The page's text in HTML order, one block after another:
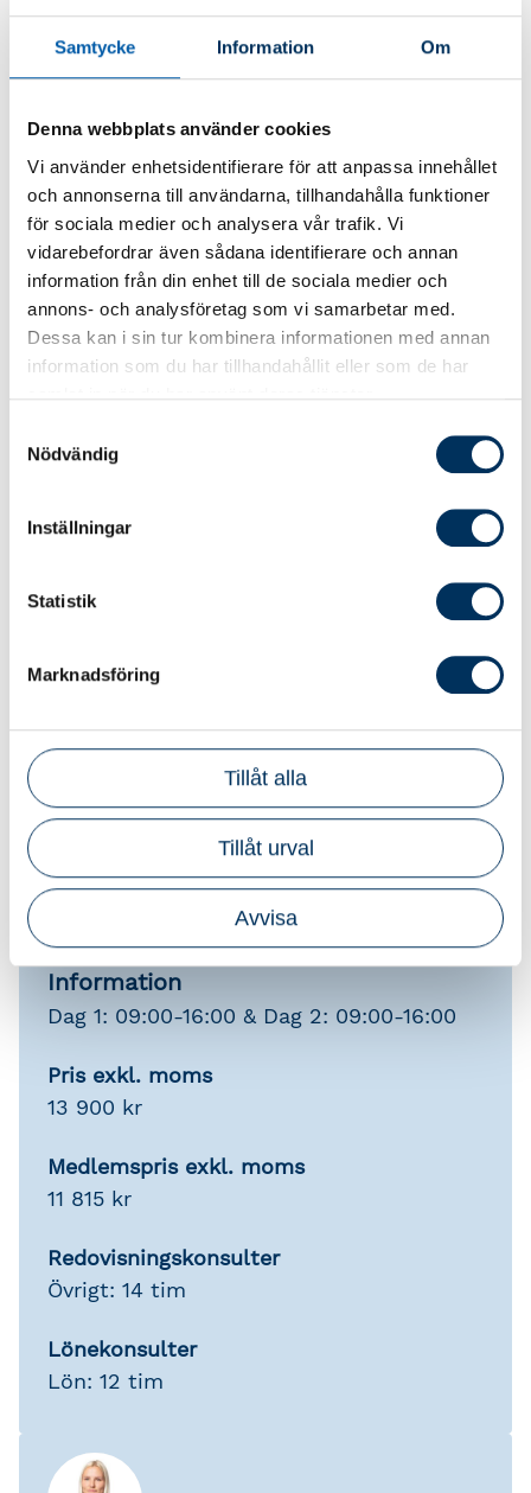
Samtycke Information Om
Denna webbplats använder cookies
Vi använder enhetsidentifierare för att anpassa innehållet
och annonserna till användarna, tillhandahålla funktioner
för sociala medier och analysera vår trafik. Vi
vidarebefordrar även sådana identifierare och annan
information från din enhet till de sociala medier och
annons- och analysföretag som vi samarbetar med.
Dessa kan i sin tur kombinera informationen med annan
information som du har tillhandahållit eller som de har
Nödvändig
Inställningar
Statistik
Marknadsföring
Tillåt alla
Tillåt urval
Avvisa
Efter kursen är målet att du kommer ha en
bättre förståelse för hur expatriater ska
rapporteras rätt skatt och arbetsgivaravgifter.
Kursinnehåll
Kursen innehåller dessa delar:
Presentation och bakgrund
Skatterättsliga grundbegrepp
Beskattning särskilda inkomster
– Konventioner
Skatteförfarande – denna del är mycket
praktisk hur det ser ut i lönerapporteringen
Ingår i kursen
Digital kursdokumentation.
Information
Dag 1: 09:00-16:00 & Dag 2: 09:00-16:00
Pris exkl. moms
13 900 kr
Medlemspris exkl. moms
11 815 kr
Redovisningskonsulter
Övrigt: 14 tim
Lönekonsulter
Lön: 12 tim